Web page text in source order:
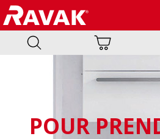
POUR